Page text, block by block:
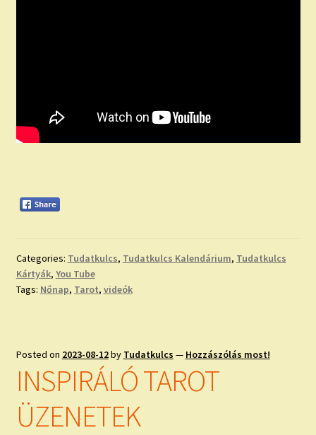
Categories: Tudatkulcs, Tudatkulcs Kalendárium, Tudatkulcs
Kártyák, You Tube
Tags: Nőnap, Tarot, videók
Posted on 2023-08-12by Tudatkulcs — Hozzászólás most!
INSPIRÁLÓ TAROT
ÜZENETEK